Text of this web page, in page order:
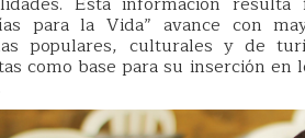
para la Vida” avance con
populares, culturales y de
como base para su inserción